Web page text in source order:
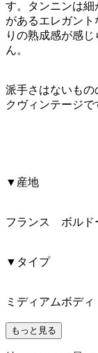
す。タンニンは
があるエレガン
りの熟成感が感
ん。
派手さはないもの
クヴィンテージで
▼産地
フランス ボルド
▼タイプ
ミディアムボディ
もっと見る